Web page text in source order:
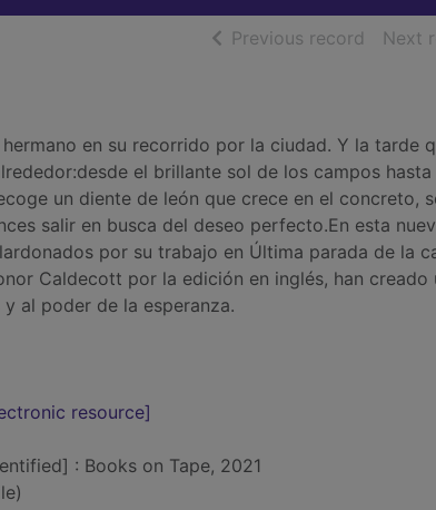
Previous record ofNext
en su recorrido por la ciudad. Y la tarde
el brillante sol de los campos hasta
un diente de león que crece en el concreto,
salir en busca del deseo perfecto.En esta
por su trabajo en Última parada de la
Caldecott por la edición en inglés, han creado
al poder de la esperanza.
resource]
: Books on Tape, 2021